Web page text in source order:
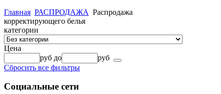
Главная РАСПРОДАЖА Распродажа
корректирующего белья
категории
Цена
руб до
руб
Сбросить все фильтры
Социальные сети